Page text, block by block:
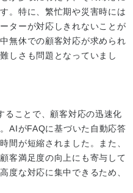
。特に、繁忙期や災害時には
ターが対応しきれないことが
無休での顧客対応が求められ
しさも問題となっていまし
ることで、顧客対応の迅速化
AIがFAQに基づいた自動応答
間が短縮されました。また、
客満足度の向上にも寄与して
度な対応に集中できるため、